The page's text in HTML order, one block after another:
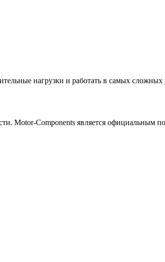
нагрузки и работать в самых сложных
Motor-Components является официальным